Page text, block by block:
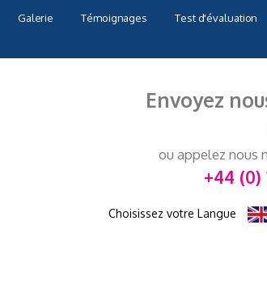
Galerie Témoignages Test d'évaluation
Envoyez
ou appelez nous
+44 (0)
Choisissez votre Langue